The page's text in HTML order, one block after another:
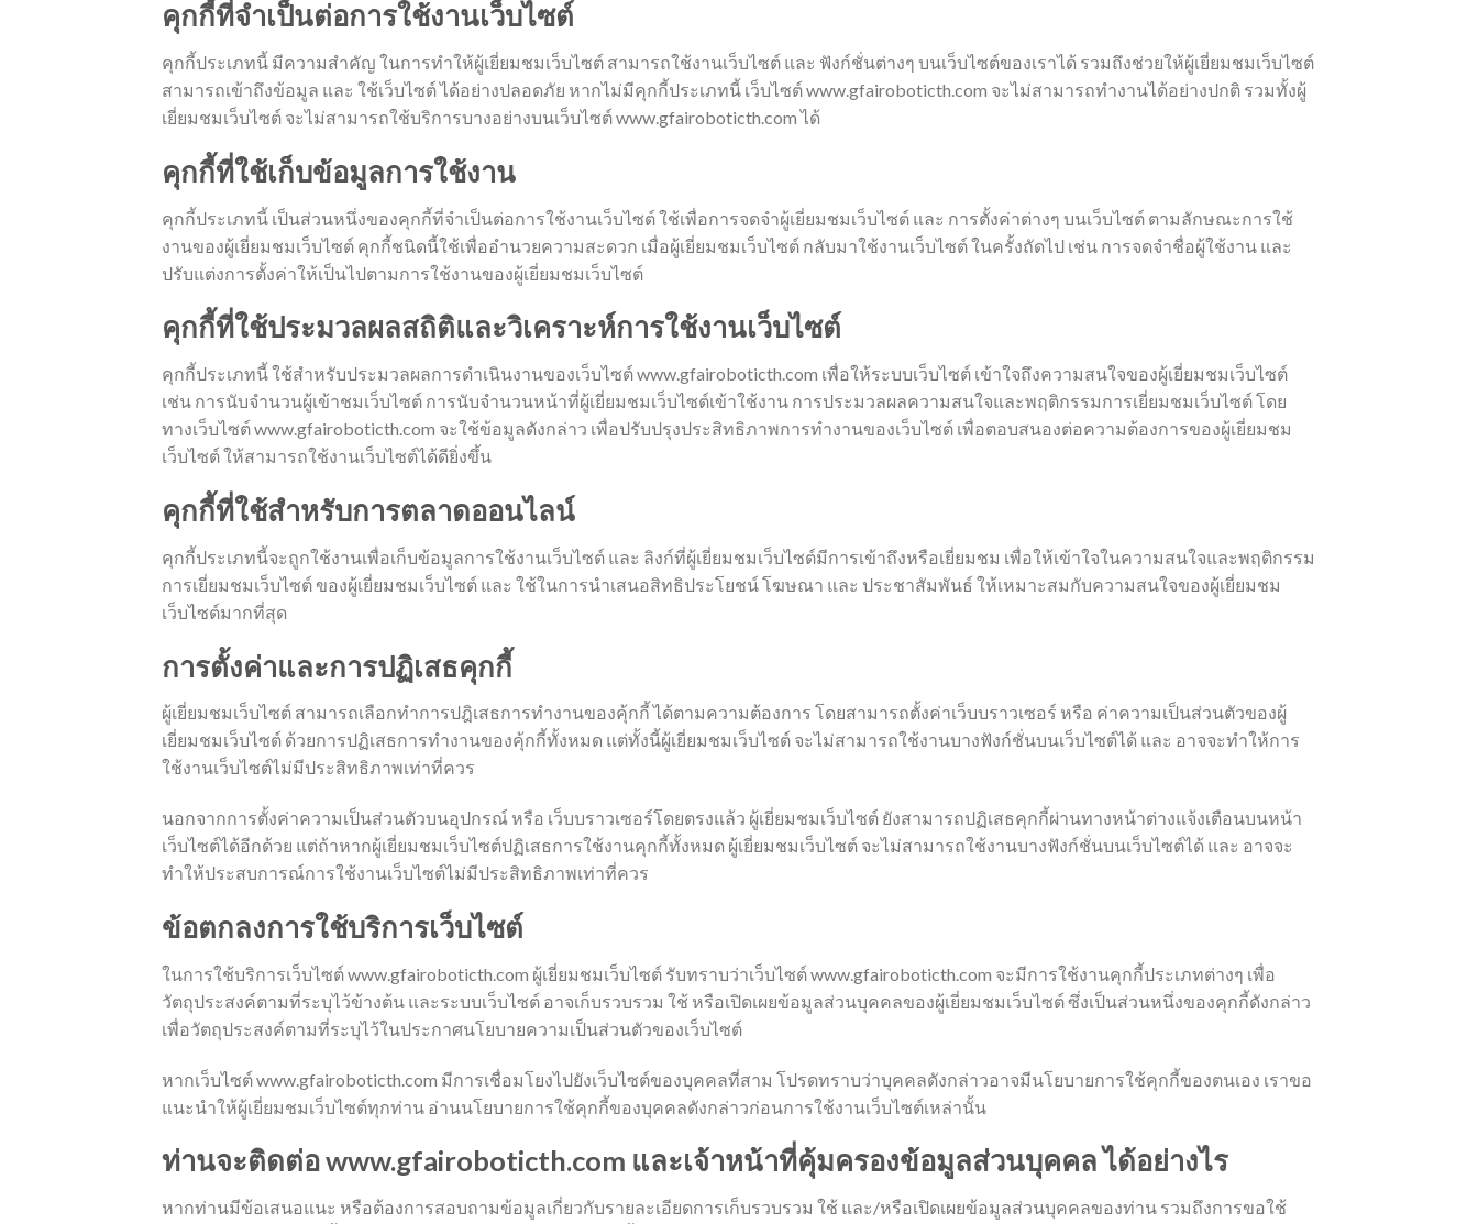
คุกกี้ที่จำเป็นต่อการใช้งานเว็บไซต์
คุกกี้ประเภทนี้ มีความสำคัญ ในการทำให้ผู้เยี่ยมชมเว็บไซต์ สามารถใช้งานเว็บไซต์ และ ฟังก์ชั่นต่างๆ บนเว็บไซต์ของเราได้ รวมถึงช่วยให้ผู้เยี่ยมชมเว็บไซต์
สามารถเข้าถึงข้อมูล และ ใช้เว็บไซต์ ได้อย่างปลอดภัย หากไม่มีคุกกี้ประเภทนี้ เว็บไซต์ www.gfairoboticth.com จะไม่สามารถทำงานได้อย่างปกติ รวมทั้งผู้
เยี่ยมชมเว็บไซต์ จะไม่สามารถใช้บริการบางอย่างบนเว็บไซต์ www.gfairoboticth.com ได้
คุกกี้ที่ใช้เก็บข้อมูลการใช้งาน
คุกกี้ประเภทนี้ เป็นส่วนหนึ่งของคุกกี้ที่จำเป็นต่อการใช้งานเว็บไซต์ ใช้เพื่อการจดจำผู้เยี่ยมชมเว็บไซต์ และ การตั้งค่าต่างๆ บนเว็บไซต์ ตามลักษณะการใช้
งานของผู้เยี่ยมชมเว็บไซต์ คุกกี้ชนิดนี้ใช้เพื่ออำนวยความสะดวก เมื่อผู้เยี่ยมชมเว็บไซต์ กลับมาใช้งานเว็บไซต์ ในครั้งถัดไป เช่น การจดจำชื่อผู้ใช้งาน และ
ปรับแต่งการตั้งค่าให้เป็นไปตามการใช้งานของผู้เยี่ยมชมเว็บไซต์
คุกกี้ที่ใช้ประมวลผลสถิติและวิเคราะห์การใช้งานเว็บไซต์
คุกกี้ประเภทนี้ ใช้สำหรับประมวลผลการดำเนินงานของเว็บไซต์ www.gfairoboticth.com เพื่อให้ระบบเว็บไซต์ เข้าใจถึงความสนใจของผู้เยี่ยมชมเว็บไซต์
เช่น การนับจำนวนผู้เข้าชมเว็บไซต์ การนับจำนวนหน้าที่ผู้เยี่ยมชมเว็บไซต์เข้าใช้งาน การประมวลผลความสนใจและพฤติกรรมการเยี่ยมชมเว็บไซต์ โดย
ทางเว็บไซต์ www.gfairoboticth.com จะใช้ข้อมูลดังกล่าว เพื่อปรับปรุงประสิทธิภาพการทำงานของเว็บไซต์ เพื่อตอบสนองต่อความต้องการของผู้เยี่ยมชม
เว็บไซต์ ให้สามารถใช้งานเว็บไซต์ได้ดียิ่งขึ้น
คุกกี้ที่ใช้สำหรับการตลาดออนไลน์
คุกกี้ประเภทนี้จะถูกใช้งานเพื่อเก็บข้อมูลการใช้งานเว็บไซต์ และ ลิงก์ที่ผู้เยี่ยมชมเว็บไซต์มีการเข้าถึงหรือเยี่ยมชม เพื่อให้เข้าใจในความสนใจและพฤติกรรม
การเยี่ยมชมเว็บไซต์ ของผู้เยี่ยมชมเว็บไซต์ และ ใช้ในการนำเสนอสิทธิประโยชน์ โฆษณา และ ประชาสัมพันธ์ ให้เหมาะสมกับความสนใจของผู้เยี่ยมชม
เว็บไซต์มากที่สุด
การตั้งค่าและการปฏิเสธคุกกี้
ผู้เยี่ยมชมเว็บไซต์ สามารถเลือกทำการปฎิเสธการทำงานของคุ้กกี้ ได้ตามความต้องการ โดยสามารถตั้งค่าเว็บบราวเซอร์ หรือ ค่าความเป็นส่วนตัวของผู้
เยี่ยมชมเว็บไซต์ ด้วยการปฏิเสธการทำงานของคุ้กกี้ทั้งหมด แต่ทั้งนี้ผู้เยี่ยมชมเว็บไซต์ จะไม่สามารถใช้งานบางฟังก์ชั่นบนเว็บไซต์ได้ และ อาจจะทำให้การ
ใช้งานเว็บไซต์ไม่มีประสิทธิภาพเท่าที่ควร
นอกจากการตั้งค่าความเป็นส่วนตัวบนอุปกรณ์ หรือ เว็บบราวเซอร์โดยตรงแล้ว ผู้เยี่ยมชมเว็บไซต์ ยังสามารถปฏิเสธคุกกี้ผ่านทางหน้าต่างแจ้งเตือนบนหน้า
เว็บไซต์ได้อีกด้วย แต่ถ้าหากผู้เยี่ยมชมเว็บไซต์ปฏิเสธการใช้งานคุกกี้ทั้งหมด ผู้เยี่ยมชมเว็บไซต์ จะไม่สามารถใช้งานบางฟังก์ชั่นบนเว็บไซต์ได้ และ อาจจะ
ทำให้ประสบการณ์การใช้งานเว็บไซต์ไม่มีประสิทธิภาพเท่าที่ควร
ข้อตกลงการใช้บริการเว็บไซต์
ในการใช้บริการเว็บไซต์ www.gfairoboticth.com ผู้เยี่ยมชมเว็บไซต์ รับทราบว่าเว็บไซต์ www.gfairoboticth.com จะมีการใช้งานคุกกี้ประเภทต่างๆ เพื่อ
วัตถุประสงค์ตามที่ระบุไว้ข้างต้น และระบบเว็บไซต์ อาจเก็บรวบรวม ใช้ หรือเปิดเผยข้อมูลส่วนบุคคลของผู้เยี่ยมชมเว็บไซต์ ซึ่งเป็นส่วนหนึ่งของคุกกี้ดังกล่าว
เพื่อวัตถุประสงค์ตามที่ระบุไว้ในประกาศนโยบายความเป็นส่วนตัวของเว็บไซต์
หากเว็บไซต์ www.gfairoboticth.com มีการเชื่อมโยงไปยังเว็บไซต์ของบุคคลที่สาม โปรดทราบว่าบุคคลดังกล่าวอาจมีนโยบายการใช้คุกกี้ของตนเอง เราขอ
แนะนำให้ผู้เยี่ยมชมเว็บไซต์ทุกท่าน อ่านนโยบายการใช้คุกกี้ของบุคคลดังกล่าวก่อนการใช้งานเว็บไซต์เหล่านั้น
ท่านจะติดต่อ www.gfairoboticth.com และเจ้าหน้าที่คุ้มครองข้อมูลส่วนบุคคล ได้อย่างไร
หากท่านมีข้อเสนอแนะ หรือต้องการสอบถามข้อมูลเกี่ยวกับรายละเอียดการเก็บรวบรวม ใช้ และ/หรือเปิดเผยข้อมูลส่วนบุคคลของท่าน รวมถึงการขอใช้